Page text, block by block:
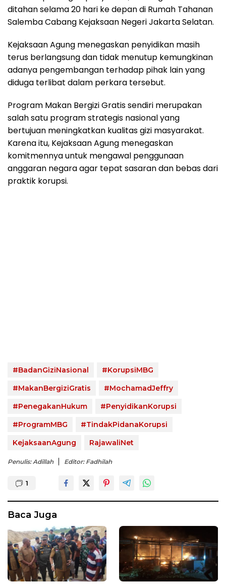
ditahan selama 20 hari ke depan di Rumah Tahanan
Salemba Cabang Kejaksaan Negeri Jakarta Selatan.
Kejaksaan Agung menegaskan penyidikan masih
terus berlangsung dan tidak menutup kemungkinan
adanya pengembangan terhadap pihak lain yang
diduga terlibat dalam perkara tersebut.
Program Makan Bergizi Gratis sendiri merupakan
salah satu program strategis nasional yang
bertujuan meningkatkan kualitas gizi masyarakat.
Karena itu, Kejaksaan Agung menegaskan
komitmennya untuk mengawal penggunaan
anggaran negara agar tepat sasaran dan bebas dari
praktik korupsi.
#BadanGiziNasional
#KorupsiMBG
#MakanBergiziGratis
#MochamadJeffry
#PenegakanHukum
#PenyidikanKorupsi
#ProgramMBG
#TindakPidanaKorupsi
KejaksaanAgung
RajawaliNet
Penulis: Adillah Editor: Fadhilah
1
Baca Juga